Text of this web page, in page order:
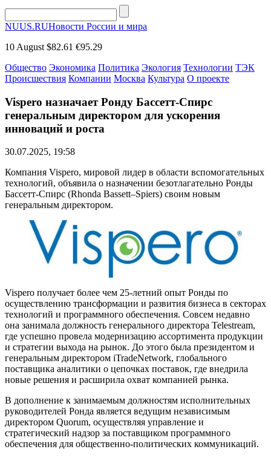
NUUS.RUНовости России и мира
10 August $82.61 €95.29
Общество Экономика Политика Экология Технологии ТЭК
Происшествия Компании Москва Культура О проекте
Vispero назначает Ронду Бассетт-Спирс
генеральным директором для ускорения
инноваций и роста
30.07.2025, 19:58
Компания Vispero, мировой лидер в области вспомогательных
технологий, объявила о назначении безотлагательно Ронды
Бассетт-Спирс (Rhonda Bassett–Spiers) своим новым
генеральным директором.
Vispero получает более чем 25-летний опыт Ронды по
осуществлению трансформации и развития бизнеса в секторах
технологий и программного обеспечения. Совсем недавно
она занимала должность генерального директора Telestream,
где успешно провела модернизацию ассортимента продукции
и стратегии выхода на рынок. До этого была президентом и
генеральным директором iTradeNetwork, глобального
поставщика аналитики о цепочках поставок, где внедрила
новые решения и расширила охват компанией рынка.
В дополнение к занимаемым должностям исполнительных
руководителей Ронда является ведущим независимым
директором Quorum, осуществляя управление и
стратегический надзор за поставщиком программного
обеспечения для общественно-политических коммуникаций.